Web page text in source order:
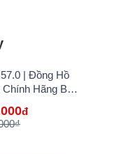
| Đồng Hồ
Chính Hãng Bán
đ